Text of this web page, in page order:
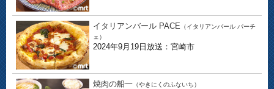
イタリアンバール PACE （イタリアンバール パーチ
ェ）
2024年9月19日放送：宮崎市
焼肉の船一 （やきにくのふないち）